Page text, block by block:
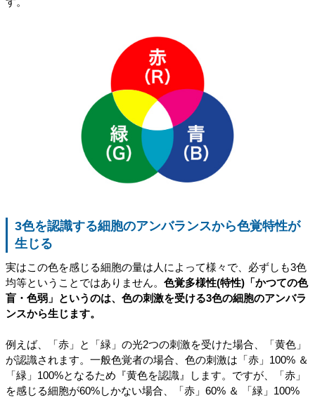
す。
3色を認識する細胞のアンバランスから色覚特性が
生じる
実はこの色を感じる細胞の量は人によって様々で、必ずしも3色
均等ということではありません。 色覚多様性(特性)「かつての色
盲・色弱」というのは、色の刺激を受ける3色の細胞のアンバラ
ンスから生じます。
例えば、「赤」と「緑」の光2つの刺激を受けた場合、「黄色」
が認識されます。一般色覚者の場合、色の刺激は「赤」100% ＆
「緑」100%となるため『黄色を認識』します。ですが、「赤」
を感じる細胞が60%しかない場合、「赤」60% ＆ 「緑」100%